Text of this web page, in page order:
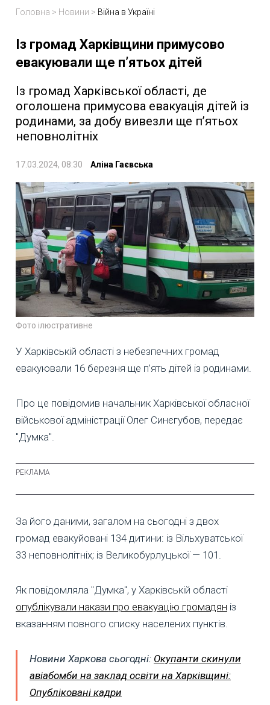
Головна > Новини > Війна в Україні
Із громад Харківщини примусово
евакуювали ще п’ятьох дітей
Із громад Харківської області, де
оголошена примусова евакуація дітей із
родинами, за добу вивезли ще п’ятьох
неповнолітніх
17.03.2024, 08:30 Аліна Гаєвська
Фото ілюстративне
У Харківській області з небезпечних громад
евакуювали 16 березня ще п’ять дітей із родинами.
Про це повідомив начальник Харківської обласної
військової адміністрації Олег Синєгубов, передає
"Думка".
За його даними, загалом на сьогодні з двох
громад евакуйовані 134 дитини: із Вільхуватської
33 неповнолітніх; із Великобурлуцької — 101.
Як повідомляла "Думка", у Харківській області
опублікували накази про евакуацію громадян із
вказанням повного списку населених пунктів.
Новини Харкова сьогодні: Окупанти скинули
авіабомби на заклад освіти на Харківщині:
Опубліковані кадри